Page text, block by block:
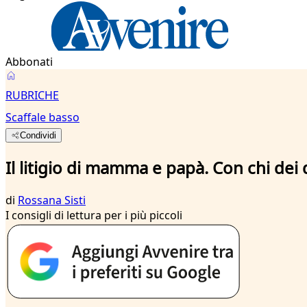
Abbonati
RUBRICHE
Scaffale basso
Condividi
Il litigio di mamma e papà. Con chi dei
di Rossana Sisti
I consigli di lettura per i più piccoli